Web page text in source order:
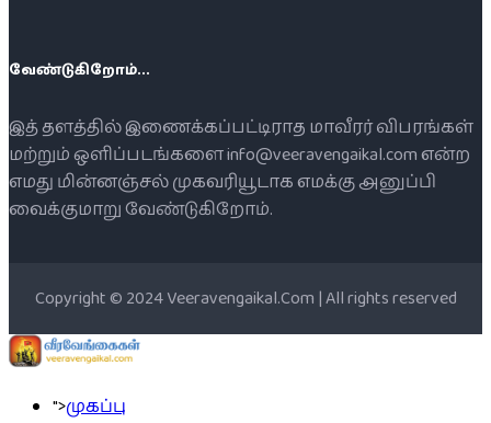
வேண்டுகிறோம்...
இத் தளத்தில் இணைக்கப்பட்டிராத மாவீரர் விபரங்கள்
மற்றும் ஒளிப்படங்களை info@veeravengaikal.com என்ற
எமது மின்னஞ்சல் முகவரியூடாக எமக்கு அனுப்பி
வைக்குமாறு வேண்டுகிறோம்.
Copyright © 2024 Veeravengaikal.Com | All rights reserved
">முகப்பு